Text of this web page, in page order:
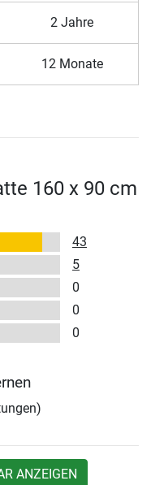
2 Jahre
12 Monate
160 x 90 cm
43
5
0
0
0
ANZEIGEN